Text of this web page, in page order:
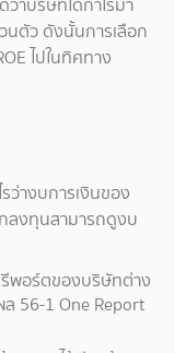
ว่าบริษัทได้กำไรมา
นตัว ดังนั้นการเลือก
ไปในทิศทาง
ว่างบการเงินของ
ลงทุนสามารถดูงบ
รีพอร์ตของบริษัทต่าง
ล 56-1 One Report